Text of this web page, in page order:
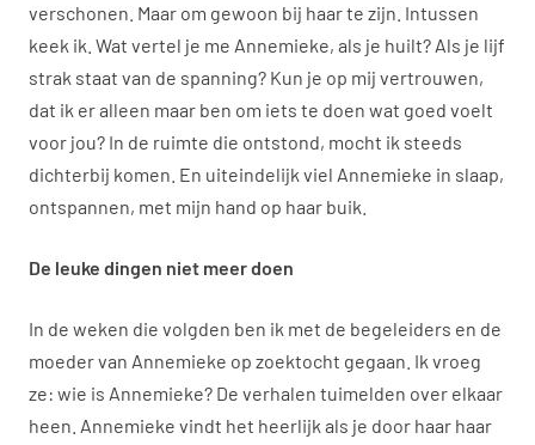
verschonen. Maar om gewoon bij haar te zijn. Intussen
keek ik. Wat vertel je me Annemieke, als je huilt? Als je lijf
strak staat van de spanning? Kun je op mij vertrouwen,
dat ik er alleen maar ben om iets te doen wat goed voelt
voor jou? In de ruimte die ontstond, mocht ik steeds
dichterbij komen. En uiteindelijk viel Annemieke in slaap,
ontspannen, met mijn hand op haar buik.
De leuke dingen niet meer doen
In de weken die volgden ben ik met de begeleiders en de
moeder van Annemieke op zoektocht gegaan. Ik vroeg
ze: wie is Annemieke? De verhalen tuimelden over elkaar
heen. Annemieke vindt het heerlijk als je door haar haar